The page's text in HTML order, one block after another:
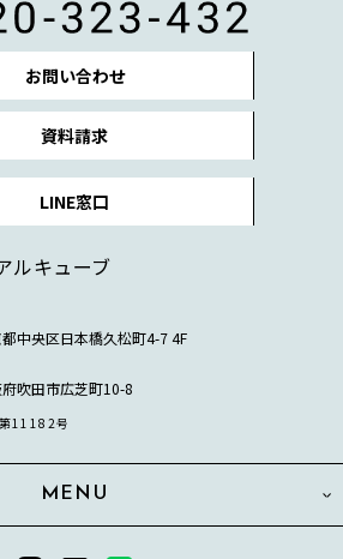
お問い合わせ
資料請求
LINE窓口
ルキューブ
中央区日本橋久松町4-7 4F
吹田市広芝町10-8
11182号
MENU